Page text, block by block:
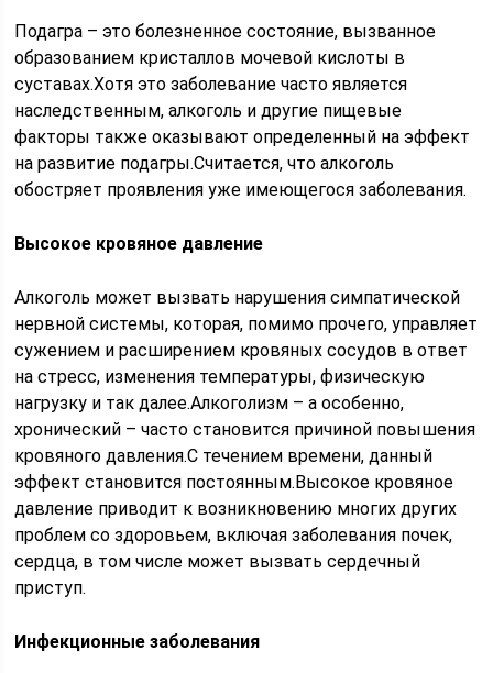
Подагра – это болезненное состояние, вызванное
образованием кристаллов мочевой кислоты в
суставах.Хотя это заболевание часто является
наследственным, алкоголь и другие пищевые
факторы также оказывают определенный на эффект
на развитие подагры.Считается, что алкоголь
обостряет проявления уже имеющегося заболевания.
Высокое кровяное давление
Алкоголь может вызвать нарушения симпатической
нервной системы, которая, помимо прочего, управляет
сужением и расширением кровяных сосудов в ответ
на стресс, изменения температуры, физическую
нагрузку и так далее.Алкоголизм – а особенно,
хронический – часто становится причиной повышения
кровяного давления.С течением времени, данный
эффект становится постоянным.Высокое кровяное
давление приводит к возникновению многих других
проблем со здоровьем, включая заболевания почек,
сердца, в том числе может вызвать сердечный
приступ.
Инфекционные заболевания